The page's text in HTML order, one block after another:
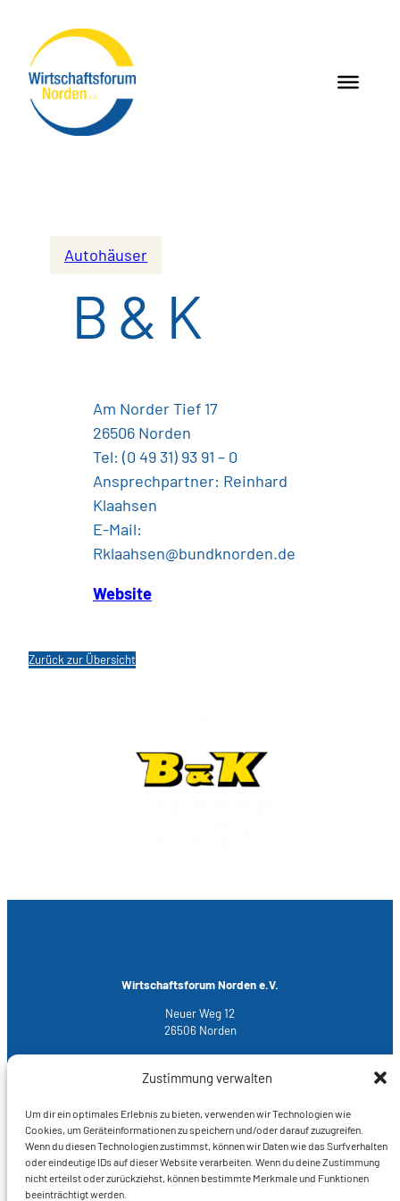
Zustimmung verwalten
Um dir ein optimales Erlebnis zu bieten, verwenden wir Technologien wie
Cookies, um Geräteinformationen zu speichern und/oder darauf zuzugreifen.
Wenn du diesen Technologien zustimmst, können wir Daten wie das Surfverhalten
oder eindeutige IDs auf dieser Website verarbeiten. Wenn du deine Zustimmung
nicht erteilst oder zurückziehst, können bestimmte Merkmale und Funktionen
beeinträchtigt werden.
Autohäuser
B & K
Am Norder Tief 17
26506 Norden
Tel: (0 49 31) 93 91 – 0
Ansprechpartner: Reinhard
Klaahsen
E-Mail:
Rklaahsen@bundknorden.de
Website
Zurück zur Übersicht
Wirtschaftsforum Norden e.V.
Neuer Weg 12
26506 Norden
T 04931 – 93 700
Minfo@wfn-norden.de
Rechtliches
Impressum
Datenschutz